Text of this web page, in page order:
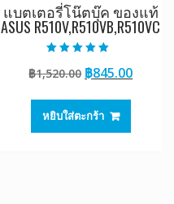
แบตเตอรี่โน๊ตบุ๊ค ของแท้
ASUS R510V,R510VB,R510VC
5.00
ตั้งแต่ 1-5
฿1,520.00 Original
was:
฿1,520.00.
฿845.00
หยิบใส่ตะกร้า